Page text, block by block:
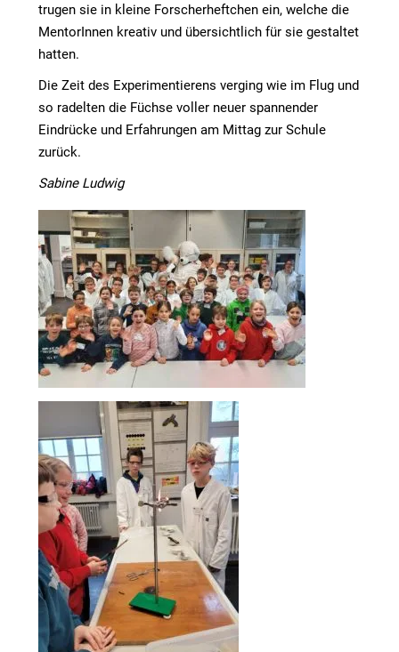
trugen sie in kleine Forscherheftchen ein, welche die
MentorInnen kreativ und übersichtlich für sie gestaltet
hatten.
Die Zeit des Experimentierens verging wie im Flug und
so radelten die Füchse voller neuer spannender
Eindrücke und Erfahrungen am Mittag zur Schule
zurück.
Sabine Ludwig